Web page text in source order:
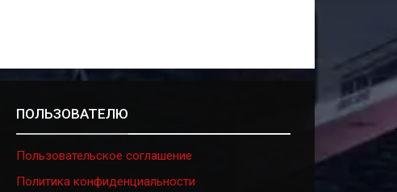
ПОЛЬЗОВАТЕЛЮ
Пользовательское соглашение
Политика конфиденциальности